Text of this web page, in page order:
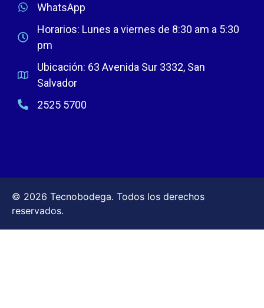
WhatsApp
Horarios: Lunes a viernes de 8:30 am a 5:30
pm
Ubicación: 63 Avenida Sur 3332, San
Salvador
2525 5700
© 2026 Tecnobodega. Todos los derechos
reservados.